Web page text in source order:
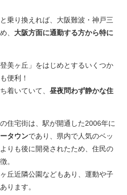
乗り換えれば、大阪難波・神戸三
、 大阪方面に通勤する方から特に
美ヶ丘」をはじめとするいくつか
便利！
着いていて、 昼夜問わず静かな住
住宅街は、駅が開通した2006年に
タウンであり、県内で人気のベッ
りも後に開発されたため、住民の
。
丘近隣公園などもあり、運動や子
ります。